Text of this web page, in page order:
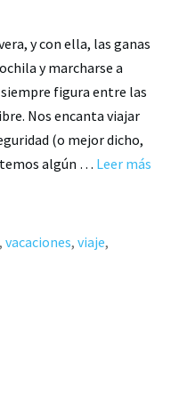
y con ella, las ganas
y marcharse a
figura entre las
Nos encanta viajar
(o mejor dicho,
algún … Leer más
, vacaciones, viaje,